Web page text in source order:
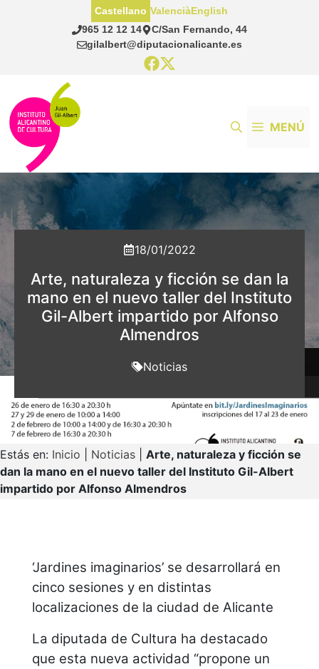
965 12 12 14
C/San Fernando, 44
gilalbert@diputacionalicante.es
Castellano ValenciàEnglish
MENÚ
18/01/2022
Arte, naturaleza y ficción se dan la
mano en el nuevo taller del Instituto
Gil-Albert impartido por Alfonso
Almendros
Noticias
Estás en: Inicio Noticias
Arte, naturaleza y ficción se
dan la mano en el nuevo taller del Instituto Gil-Albert
impartido por Alfonso Almendros
‘Jardines imaginarios’ se desarrollará en
cinco sesiones y en distintas
localizaciones de la ciudad de Alicante
La diputada de Cultura ha destacado
que esta nueva actividad “propone un